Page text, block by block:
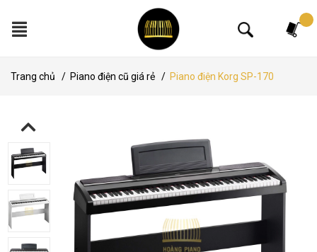
Trang chủ / Piano điện cũ giá rẻ / Piano điện Korg SP-170